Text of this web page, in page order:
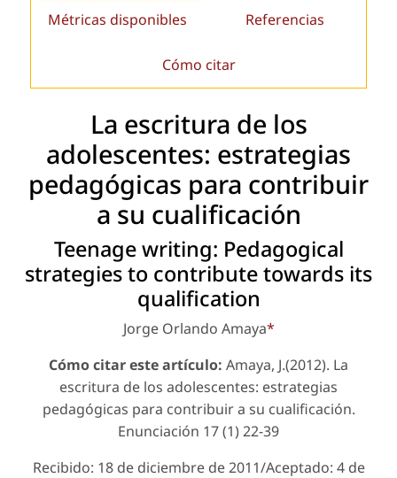
Métricas disponibles Referencias
Cómo citar
La escritura de los
adolescentes: estrategias
pedagógicas para contribuir
a su cualificación
Teenage writing: Pedagogical
strategies to contribute towards its
qualification
Jorge Orlando Amaya*
Cómo citar este artículo: Amaya, J.(2012). La
escritura de los adolescentes: estrategias
pedagógicas para contribuir a su cualificación.
Enunciación 17 (1) 22-39
Recibido: 18 de diciembre de 2011/Aceptado: 4 de